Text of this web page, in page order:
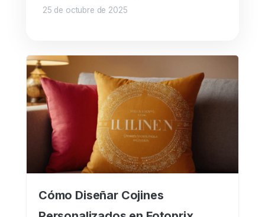
25 de octubre de 2025
Cómo Diseñar Cojines